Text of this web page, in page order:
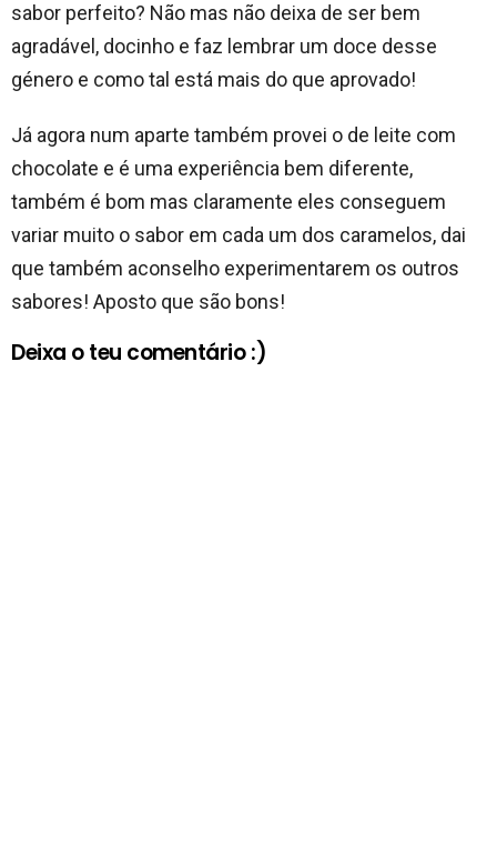
sabor perfeito? Não mas não deixa de ser bem
agradável, docinho e faz lembrar um doce desse
género e como tal está mais do que aprovado!
Já agora num aparte também provei o de leite com
chocolate e é uma experiência bem diferente,
também é bom mas claramente eles conseguem
variar muito o sabor em cada um dos caramelos, dai
que também aconselho experimentarem os outros
sabores! Aposto que são bons!
Deixa o teu comentário :)